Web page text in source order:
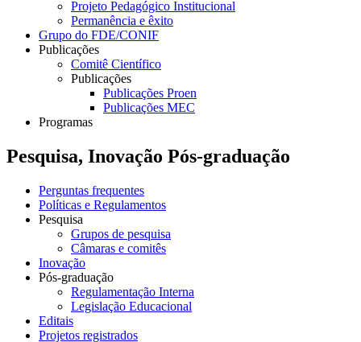
Projeto Pedagógico Institucional
Permanência e êxito
Grupo do FDE/CONIF
Publicações
Comitê Científico
Publicações
Publicações Proen
Publicações MEC
Programas
Pesquisa, Inovação Pós-graduação
Perguntas frequentes
Políticas e Regulamentos
Pesquisa
Grupos de pesquisa
Câmaras e comitês
Inovação
Pós-graduação
Regulamentação Interna
Legislação Educacional
Editais
Projetos registrados